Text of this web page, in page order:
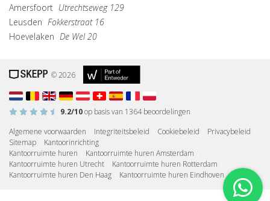
Amersfoort Utrechtseweg 129
Leusden Fokkerstraat 16
Hoevelaken De Wel 20
© 2026
9.2/10op basis van 1364beoordelingen
Algemene voorwaarden
Integriteitsbeleid Cookiebeleid Privacybeleid
Sitemap
Kantoorinrichting
Kantoorruimte huren
Kantoorruimte huren Amsterdam
Kantoorruimte huren Utrecht
Kantoorruimte huren Rotterdam
Kantoorruimte huren Den Haag
Kantoorruimte huren Eindhoven